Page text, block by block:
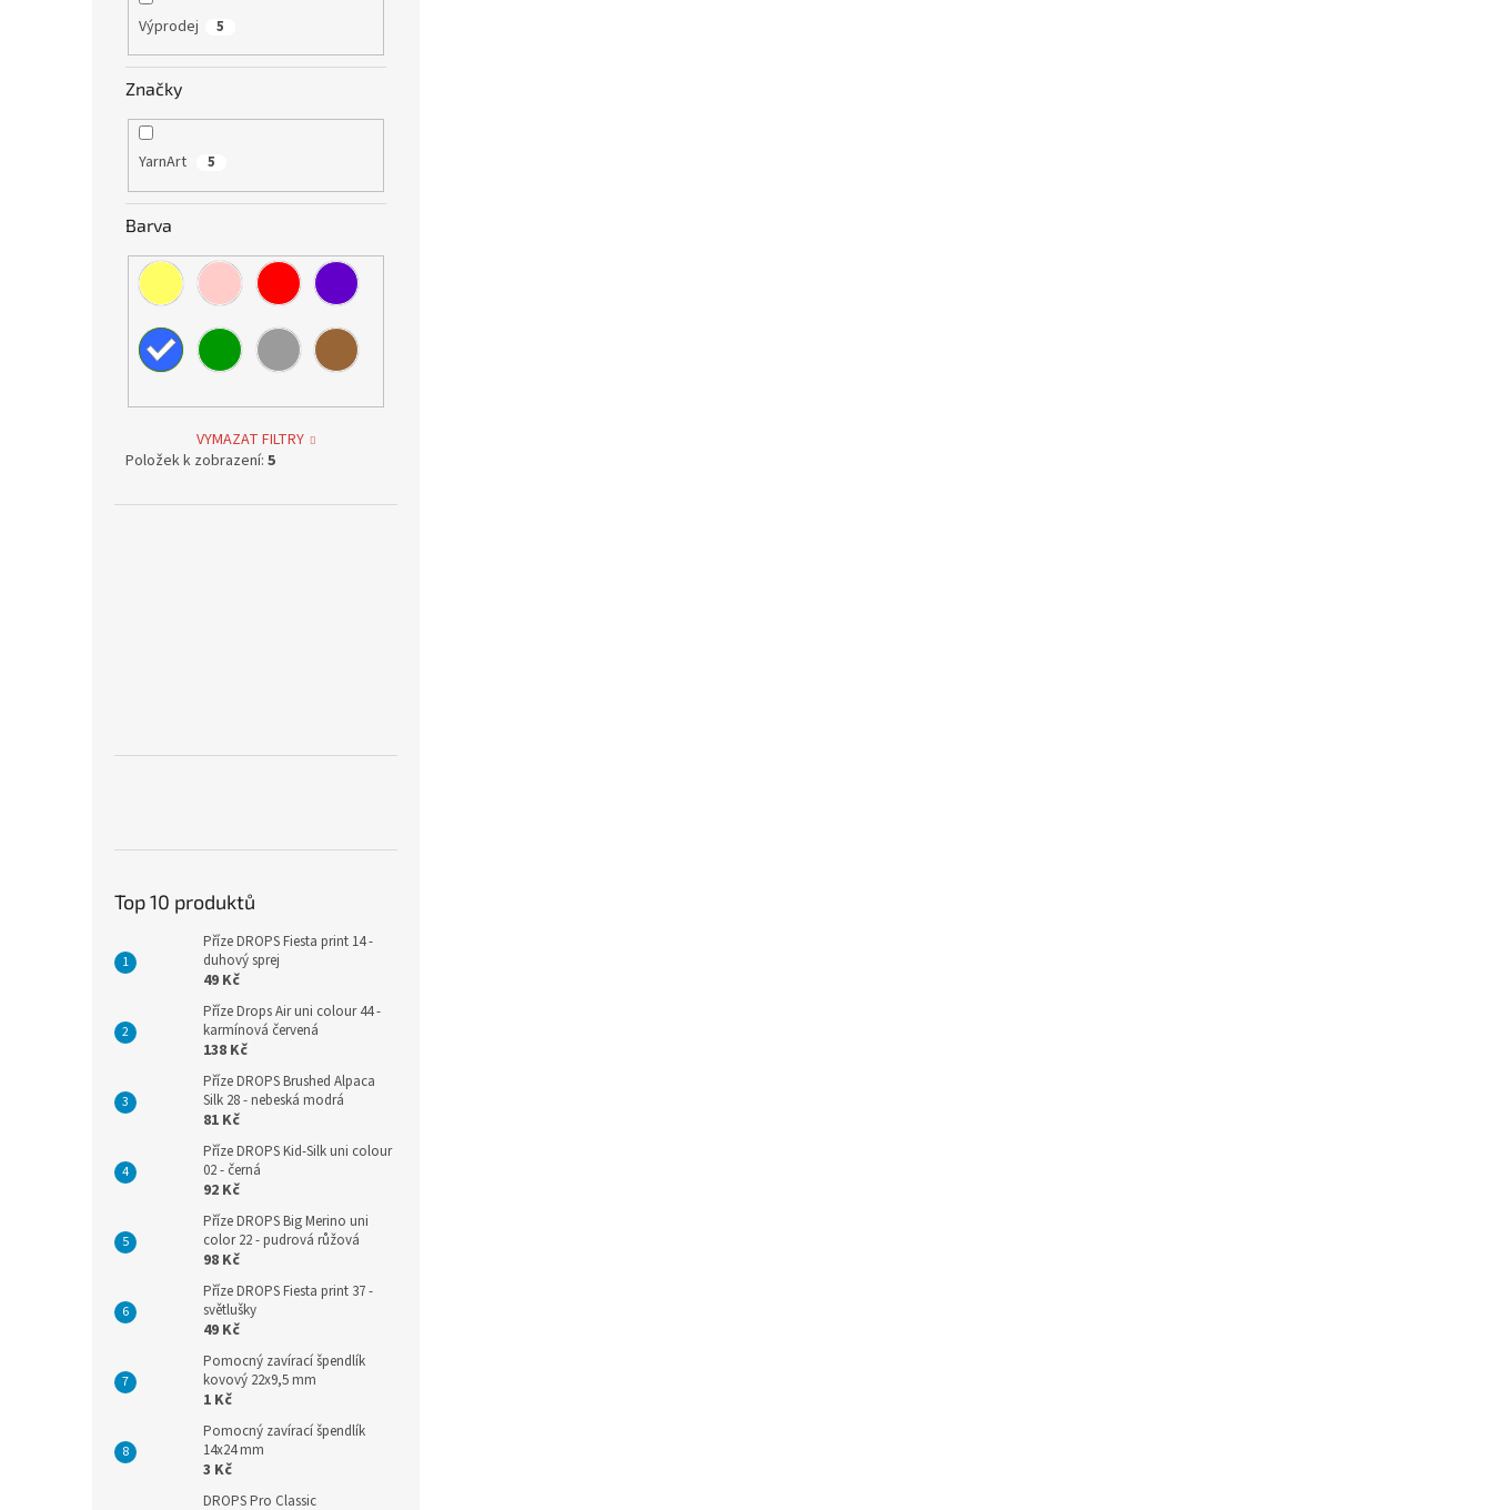
Výprodej 5
Značky
YarnArt 5
Barva
VYMAZAT FILTRY
Položek k zobrazení: 5
Top 10 produktů
Příze DROPS Fiesta print 14 -
duhový sprej
49 Kč
Příze Drops Air uni colour 44 -
karmínová červená
138 Kč
Příze DROPS Brushed Alpaca
Silk 28 - nebeská modrá
81 Kč
Příze DROPS Kid-Silk uni colour
02 - černá
92 Kč
Příze DROPS Big Merino uni
color 22 - pudrová růžová
98 Kč
Příze DROPS Fiesta print 37 -
světlušky
49 Kč
Pomocný zavírací špendlík
kovový 22x9,5 mm
1 Kč
Pomocný zavírací špendlík
14x24 mm
3 Kč
DROPS Pro Classic